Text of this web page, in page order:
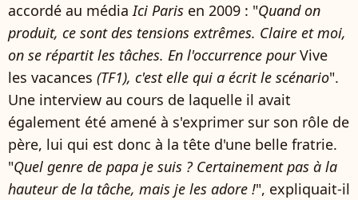
accordé au média Ici Paris en 2009 : "Quand on
produit, ce sont des tensions extrêmes. Claire et moi,
on se répartit les tâches. En l'occurrence pourVive
les vacances (TF1), c'est elle qui a écrit le scénario".
Une interview au cours de laquelle il avait
également été amené à s'exprimer sur son rôle de
père, lui qui est donc à la tête d'une belle fratrie.
"Quel genre de papa je suis ? Certainement pas à la
hauteur de la tâche, mais je les adore !", expliquait-il